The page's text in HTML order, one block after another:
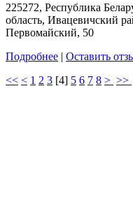
225272, Республика
область, Ивацевичский
Первомайский, 50
Подробнее | Оставить
<< < 1 2 3 [4] 5 6 7 8 > >>